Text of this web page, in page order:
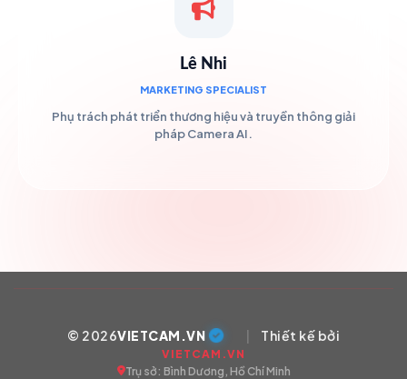
Lê Nhi
MARKETING SPECIALIST
Phụ trách phát triển thương hiệu và truyền thông giải
pháp Camera AI.
© 2026VIETCAM.VN | Thiết kế bởi
VIETCAM.VN
Trụ sở: Bình Dương, Hồ Chí Minh